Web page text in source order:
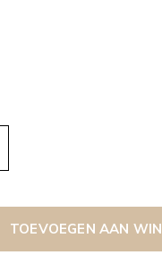
TOEVOEGEN AAN